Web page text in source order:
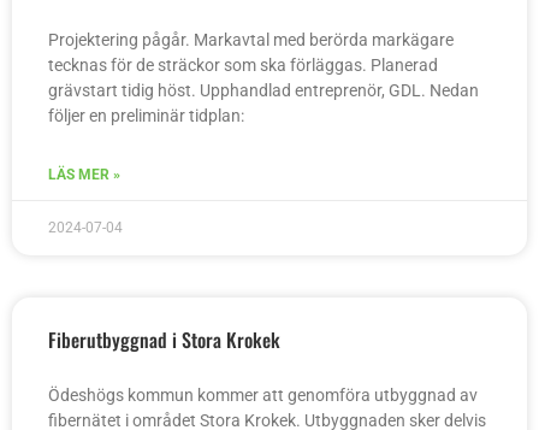
Projektering pågår. Markavtal med berörda markägare
tecknas för de sträckor som ska förläggas. Planerad
grävstart tidig höst. Upphandlad entreprenör, GDL. Nedan
följer en preliminär tidplan:
LÄS MER »
2024-07-04
Fiberutbyggnad i Stora Krokek
Ödeshögs kommun kommer att genomföra utbyggnad av
fibernätet i området Stora Krokek. Utbyggnaden sker delvis